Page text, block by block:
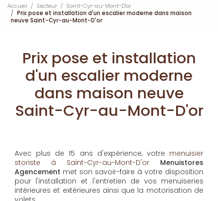
Accueil Secteur
Saint-Cyr-au-Mont-D'or
Prix pose et installation d'un escalier moderne dans maison
neuve Saint-Cyr-au-Mont-D'or
Prix pose et installation
d'un escalier moderne
dans maison neuve
Saint-Cyr-au-Mont-D'or
Avec plus de 15 ans d'expérience, votre menuisier
storiste à Saint-Cyr-au-Mont-D'or
Menuistores
Agencement met son savoir-faire à votre disposition
pour l'installation et l'entretien de vos menuiseries
intérieures et extérieures ainsi que la motorisation de